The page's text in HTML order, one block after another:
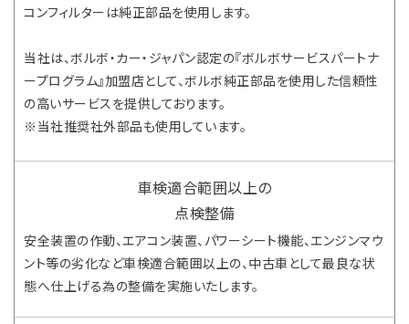
コンフィルターは純正部品を使用します。
当社は、ボルボ・カー・ジャパン認定の『ボルボサービスパートナ
ープログラム』加盟店として、ボルボ純正部品を使用した信頼性
の高いサービスを提供しております。
※当社推奨社外部品も使用しています。
車検適合範囲以上の
点検整備
安全装置の作動、エアコン装置、パワーシート機能、エンジンマウ
ント等の劣化など車検適合範囲以上の、中古車として最良な状
態へ仕上げる為の整備を実施いたします。